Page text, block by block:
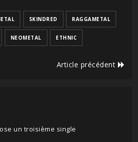
SKINDRED RAGGAMETAL
NEOMETAL ETHNIC
Article précédent
un troisième single